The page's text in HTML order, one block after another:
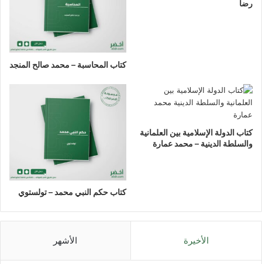
رضا
كتاب المحاسبة – محمد صالح المنجد
كتاب الدولة الإسلامية بين العلمانية
والسلطة الدينية – محمد عمارة
كتاب حكم النبي محمد – تولستوي
الأخيرة الأشهر